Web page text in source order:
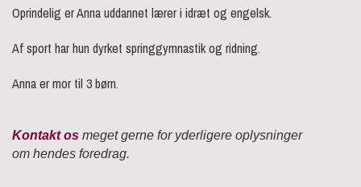
Oprindelig er Anna uddannet lærer i idræt og engelsk.
Af sport har hun dyrket springgymnastik og ridning.
Anna er mor til 3 børn.
Kontakt os meget gerne for yderligere oplysninger
om hendes foredrag.